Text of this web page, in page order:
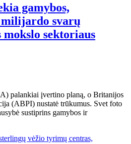
gamybos,
svarų
sektoriaus
palankiai įvertino planą, o Britanijos
(ABPI) nustatė trūkumus. Svet foto
sustiprins gamybos ir